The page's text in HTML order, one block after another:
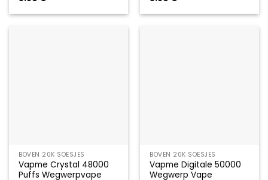
BOVEN 20K SOESJES
Vapme Crystal 48000
Puffs Wegwerpvape
BOVEN 20K SOESJES
Vapme Digitale 50000
Wegwerp Vape